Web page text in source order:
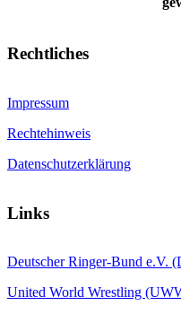
Rechtliches
Impressum
Rechtehinweis
Datenschutzerklärung
Links
Deutscher Ringer-Bund e.V.
United World Wrestling